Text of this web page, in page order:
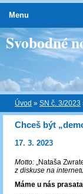
Svobodné
Úvod » SN č. 3/2023
Chceš být
17. 3. 2023
Motto: „Nataša
z diskuse na
Máme u nás
Menu